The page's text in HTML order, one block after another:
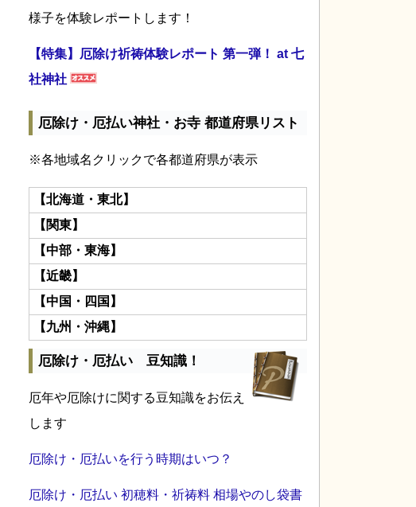
様子を体験レポートします！
【特集】厄除け祈祷体験レポート 第一弾！ at 七
社神社
厄除け・厄払い神社・お寺 都道府県リスト
※各地域名クリックで各都道府県が表示
【北海道・東北】
【関東】
【中部・東海】
【近畿】
【中国・四国】
【九州・沖縄】
厄除け・厄払い 豆知識！
厄年や厄除けに関する豆知識をお伝え
します
厄除け・厄払いを行う時期はいつ？
厄除け・厄払い 初穂料・祈祷料 相場やのし袋書